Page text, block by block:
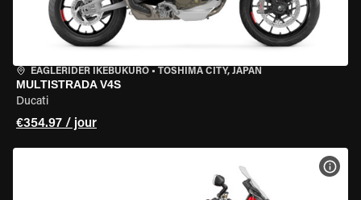
EAGLERIDER IKEBUKURO • TOSHIMA CITY, JAPAN
MULTISTRADA V4S
Ducati
€354.97 / jour